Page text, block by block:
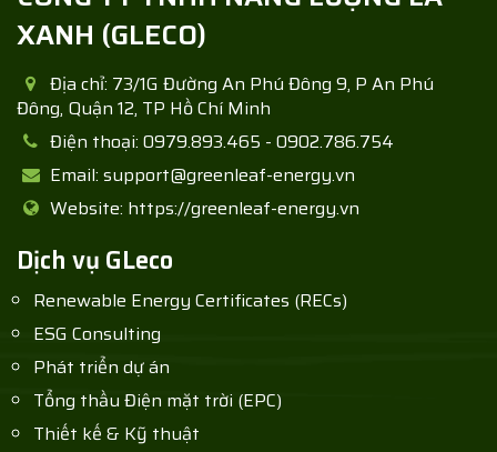
XANH (GLECO)
Địa chỉ: 73/1G Đường An Phú Đông 9, P An Phú
Đông, Quận 12, TP Hồ Chí Minh
Điện thoại: 0979.893.465 - 0902.786.754
Email: support@greenleaf-energy.vn
Website: https://greenleaf-energy.vn
Dịch vụ GLeco
Renewable Energy Certificates (RECs)
ESG Consulting
Phát triển dự án
Tổng thầu Điện mặt trời (EPC)
Thiết kế & Kỹ thuật